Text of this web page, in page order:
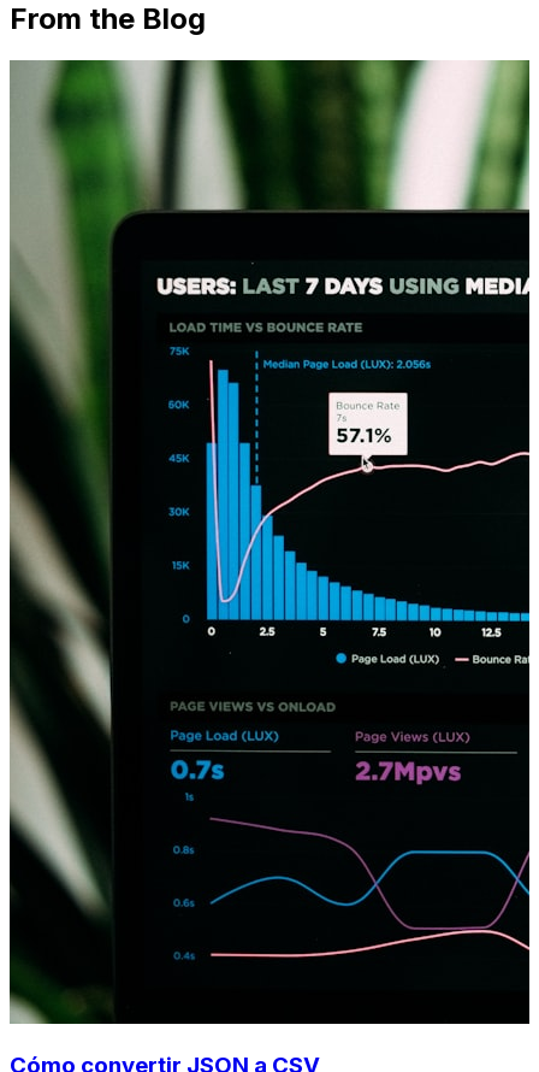
From the Blog
Cómo convertir JSON a CSV